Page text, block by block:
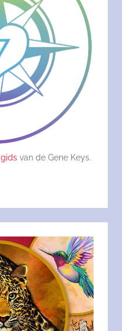
gidsvan de Gene Keys.